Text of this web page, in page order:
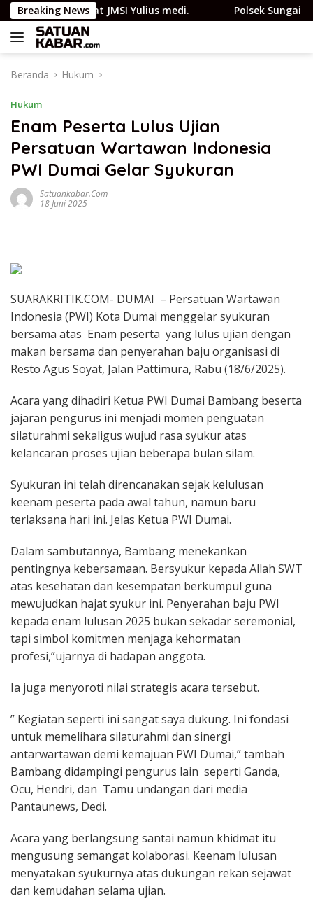
Langsung
ke
konten
Breaking News
Penasehat JMSI Yulius medi. Polsek Sungai
Beranda Hukum
Hukum
Enam Peserta Lulus Ujian
Persatuan Wartawan Indonesia
PWI Dumai Gelar Syukuran
Satuankabar.com
18 Juni 2025
SUARAKRITIK.COM- DUMAI – Persatuan Wartawan
Indonesia (PWI) Kota Dumai menggelar syukuran
bersama atas Enam peserta yang lulus ujian dengan
makan bersama dan penyerahan baju organisasi di
Resto Agus Soyat, Jalan Pattimura, Rabu (18/6/2025).
Acara yang dihadiri Ketua PWI Dumai Bambang beserta
jajaran pengurus ini menjadi momen penguatan
silaturahmi sekaligus wujud rasa syukur atas
kelancaran proses ujian beberapa bulan silam.
Syukuran ini telah direncanakan sejak kelulusan
keenam peserta pada awal tahun, namun baru
terlaksana hari ini. Jelas Ketua PWI Dumai.
Dalam sambutannya, Bambang menekankan
pentingnya kebersamaan. Bersyukur kepada Allah SWT
atas kesehatan dan kesempatan berkumpul guna
mewujudkan hajat syukur ini. Penyerahan baju PWI
kepada enam lulusan 2025 bukan sekadar seremonial,
tapi simbol komitmen menjaga kehormatan
profesi,”ujarnya di hadapan anggota.
Ia juga menyoroti nilai strategis acara tersebut.
” Kegiatan seperti ini sangat saya dukung. Ini fondasi
untuk memelihara silaturahmi dan sinergi
antarwartawan demi kemajuan PWI Dumai,” tambah
Bambang didampingi pengurus lain seperti Ganda,
Ocu, Hendri, dan Tamu undangan dari media
Pantaunews, Dedi.
Acara yang berlangsung santai namun khidmat itu
mengusung semangat kolaborasi. Keenam lulusan
menyatakan syukurnya atas dukungan rekan sejawat
dan kemudahan selama ujian.